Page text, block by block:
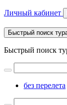
Личный кабинет
Быстрый поиск
Быстрый поиск
без перелета